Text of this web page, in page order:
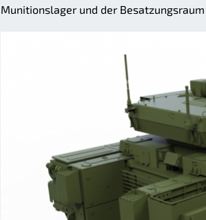
Munitionslager und der